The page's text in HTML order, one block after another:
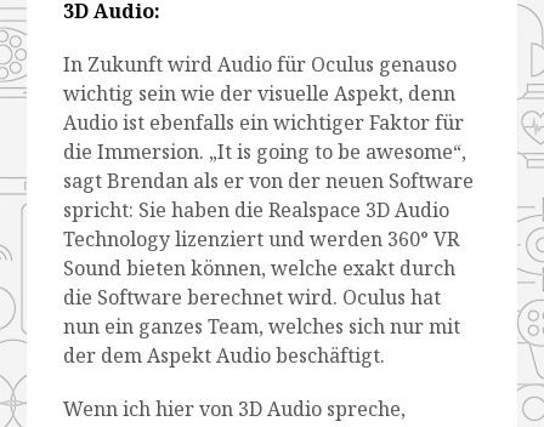
3D Audio:
In Zukunft wird Audio für Oculus genauso
wichtig sein wie der visuelle Aspekt, denn
Audio ist ebenfalls ein wichtiger Faktor für
die Immersion. „It is going to be awesome“,
sagt Brendan als er von der neuen Software
spricht: Sie haben die Realspace 3D Audio
Technology lizenziert und werden 360° VR
Sound bieten können, welche exakt durch
die Software berechnet wird. Oculus hat
nun ein ganzes Team, welches sich nur mit
der dem Aspekt Audio beschäftigt.
Wenn ich hier von 3D Audio spreche,